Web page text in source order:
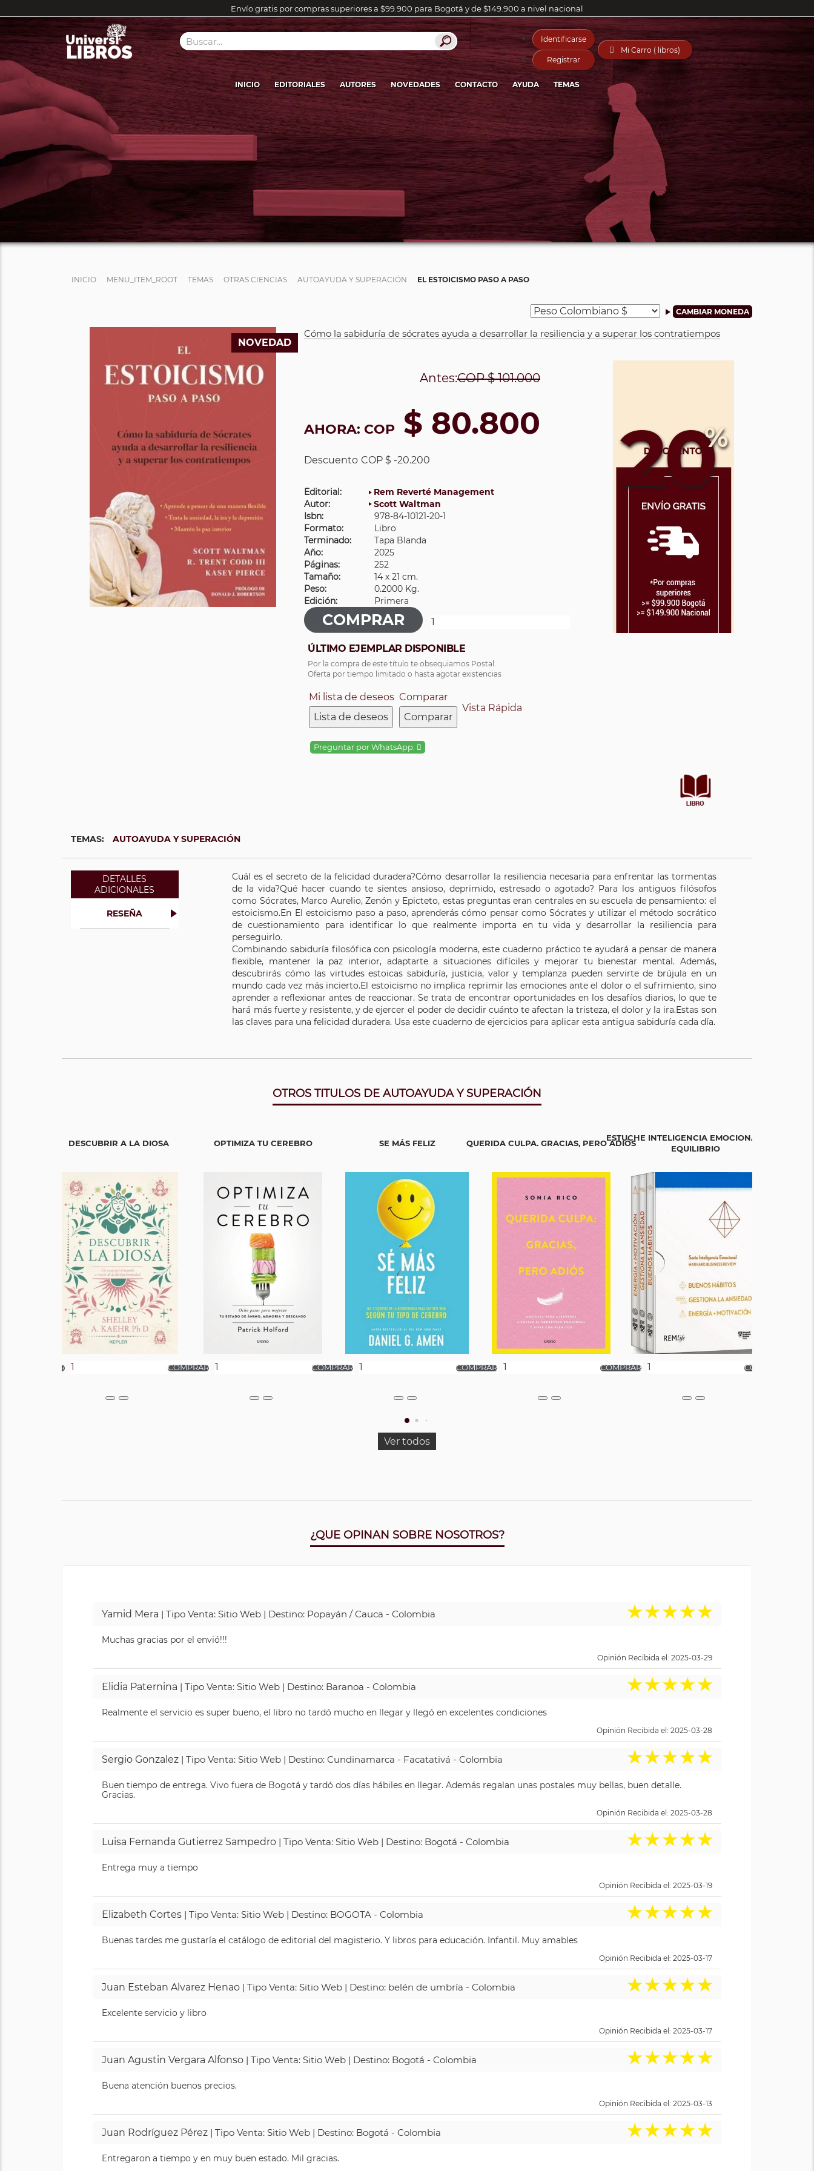
Envío gratis por compras superiores a $99.900 para Bogotá y de $149.900 a nivel nacional
Identificarse
Registrar
 Mi Carro ( libros)
INICIO EDITORIALES AUTORES NOVEDADES CONTACTO AYUDA TEMAS
INICIO MENU_ITEM_ROOT TEMAS OTRAS CIENCIAS AUTOAYUDA Y SUPERACIÓN EL ESTOICISMO PASO A PASO
NOVEDAD
Cómo la sabiduría de sócrates ayuda a desarrollar la resiliencia y a superar los contratiempos
20%
Antes:COP$ 101.000
AHORA: COP $ 80.800
Descuento COP $ -20.200
Editorial:
Rem Reverté Management
Autor:
Scott Waltman
Isbn:
978-84-10121-20-1
Formato:
Libro
Terminado:
Tapa Blanda
Año:
2025
Páginas:
252
Tamaño:
14 x 21 cm.
Peso:
0.2000 Kg.
Edición:
Primera
ÚLTIMO EJEMPLAR DISPONIBLE
Por la compra de este título te obsequiamos Postal.
Oferta por tiempo limitado o hasta agotar existencias
Mi lista de deseos
Lista de deseos
Comparar
Comparar
Vista Rápida
Preguntar por WhatsApp:
TEMAS: AUTOAYUDA Y SUPERACIÓN
DETALLES
ADICIONALES
RESEÑA
Cuál es el secreto de la felicidad duradera?Cómo desarrollar la resiliencia necesaria para enfrentar las tormentas
de la vida?Qué hacer cuando te sientes ansioso, deprimido, estresado o agotado? Para los antiguos filósofos
como Sócrates, Marco Aurelio, Zenón y Epicteto, estas preguntas eran centrales en su escuela de pensamiento: el
estoicismo.En El estoicismo paso a paso, aprenderás cómo pensar como Sócrates y utilizar el método socrático
de cuestionamiento para identificar lo que realmente importa en tu vida y desarrollar la resiliencia para
perseguirlo.
Combinando sabiduría filosófica con psicología moderna, este cuaderno práctico te ayudará a pensar de manera
flexible, mantener la paz interior, adaptarte a situaciones difíciles y mejorar tu bienestar mental. Además,
descubrirás cómo las virtudes estoicas sabiduría, justicia, valor y templanza pueden servirte de brújula en un
mundo cada vez más incierto.El estoicismo no implica reprimir las emociones ante el dolor o el sufrimiento, sino
aprender a reflexionar antes de reaccionar. Se trata de encontrar oportunidades en los desafíos diarios, lo que te
hará más fuerte y resistente, y de ejercer el poder de decidir cuánto te afectan la tristeza, el dolor y la ira.Estas son
las claves para una felicidad duradera. Usa este cuaderno de ejercicios para aplicar esta antigua sabiduría cada día.
OTROS TITULOS DE AUTOAYUDA Y SUPERACIÓN
DESCUBRIR A LA DIOSA OPTIMIZA TU CEREBRO SE MÁS FELIZ QUERIDA CULPA. GRACIAS, PERO ADIÓS
ESTUCHE INTELIGENCIA EMOCIONAL HBR.
EQUILIBRIO
Ver todos
¿QUE OPINAN SOBRE NOSOTROS?
Yamid Mera | Tipo Venta: Sitio Web | Destino: Popayán / Cauca - Colombia ★★★★★
Muchas gracias por el envió!!!
Opinión Recibida el: 2025-03-29
Elidia Paternina | Tipo Venta: Sitio Web | Destino: Baranoa - Colombia ★★★★★
Realmente el servicio es super bueno, el libro no tardó mucho en llegar y llegó en excelentes condiciones
Opinión Recibida el: 2025-03-28
Sergio Gonzalez | Tipo Venta: Sitio Web | Destino: Cundinamarca - Facatativá - Colombia ★★★★★
Buen tiempo de entrega. Vivo fuera de Bogotá y tardó dos días hábiles en llegar. Además regalan unas postales muy bellas, buen detalle.
Gracias.
Opinión Recibida el: 2025-03-28
Luisa Fernanda Gutierrez Sampedro | Tipo Venta: Sitio Web | Destino: Bogotá - Colombia ★★★★★
Entrega muy a tiempo
Opinión Recibida el: 2025-03-19
Elizabeth Cortes | Tipo Venta: Sitio Web | Destino: BOGOTA - Colombia ★★★★★
Buenas tardes me gustaría el catálogo de editorial del magisterio. Y libros para educación. Infantil. Muy amables
Opinión Recibida el: 2025-03-17
Juan Esteban Alvarez Henao | Tipo Venta: Sitio Web | Destino: belén de umbría - Colombia ★★★★★
Excelente servicio y libro
Opinión Recibida el: 2025-03-17
Juan Agustin Vergara Alfonso | Tipo Venta: Sitio Web | Destino: Bogotá - Colombia ★★★★★
Buena atención buenos precios.
Opinión Recibida el: 2025-03-13
Juan Rodríguez Pérez | Tipo Venta: Sitio Web | Destino: Bogotá - Colombia ★★★★★
Entregaron a tiempo y en muy buen estado. Mil gracias.